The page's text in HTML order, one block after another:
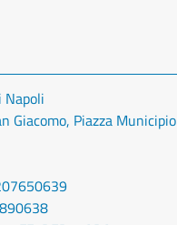
Napoli
Giacomo, Piazza Municipio